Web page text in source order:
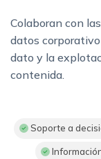
Colaboran con
datos
dato y la
contenida.
Soporte a